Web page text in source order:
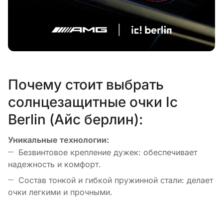
Почему стоит выбрать
солнцезащитные очки Ic
Berlin (Айс берлин):
Уникальные технологии:
Безвинтовое крепление дужек: обеспечивает
надежность и комфорт.
Состав тонкой и гибкой пружинной стали: делает
очки легкими и прочными.